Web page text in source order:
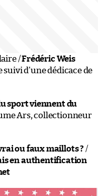
/Frédéric Weis
d’une dédicace de
sport viennent du
Ars, collectionneur
ou faux maillots ? /
en authentification